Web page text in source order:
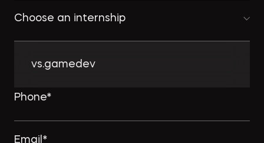
Choose an internship
vs.gamedev